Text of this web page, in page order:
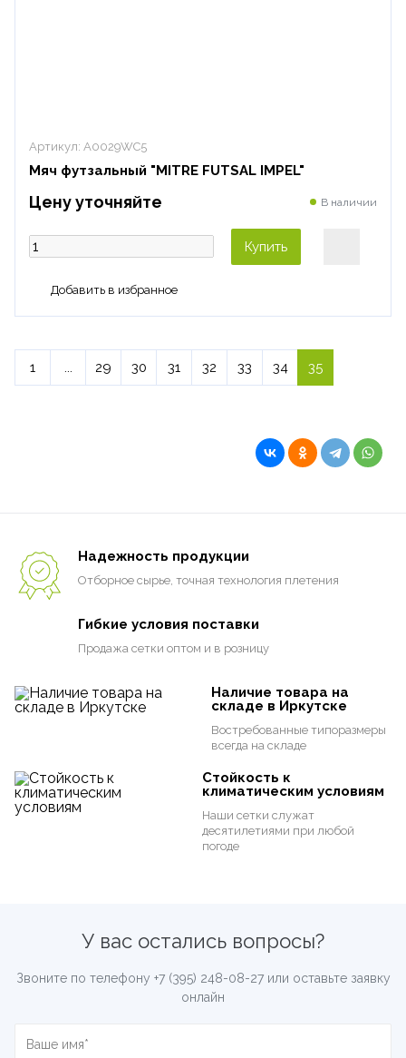
Артикул: A0029WC5
Мяч футзальный "MITRE FUTSAL IMPEL"
Цену уточняйте В наличии
Купить
1 ... 29 30 31 32 33 34 35
Надежность продукции
Отборное сырье, точная технология плетения
Гибкие условия поставки
Продажа сетки оптом и в розницу
Наличие товара на
складе в Иркутске
Востребованные типоразмеры
всегда на складе
Стойкость к
климатическим условиям
Наши сетки служат
десятилетиями при любой
погоде
У вас остались вопросы?
Звоните по телефону +7 (395) 248-08-27или оставьте заявку
онлайн